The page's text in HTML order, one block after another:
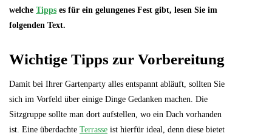
welche Tipps es für ein gelungenes Fest gibt, lesen Sie im
folgenden Text.
Wichtige Tipps zur Vorbereitung
Damit bei Ihrer Gartenparty alles entspannt abläuft, sollten Sie
sich im Vorfeld über einige Dinge Gedanken machen. Die
Sitzgruppe sollte man dort aufstellen, wo ein Dach vorhanden
ist. Eine überdachte Terrasse ist hierfür ideal, denn diese bietet